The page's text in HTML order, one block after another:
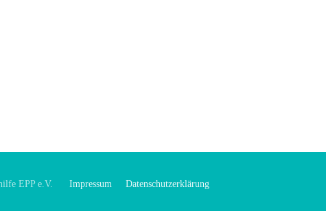
EPP e.V. Impressum Datenschutzerklärung